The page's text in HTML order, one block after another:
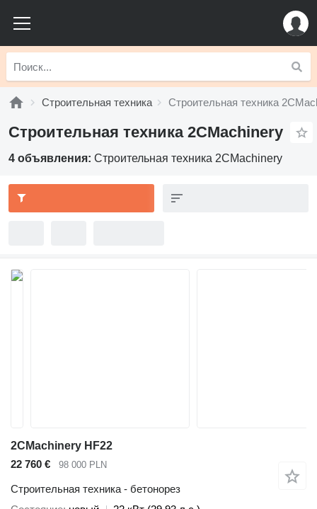
Строительная техника Строительная техника
Строительная техника 2CMachinery
4 объявления: Строительная техника 2CMachinery
2CMachinery HF22
22 760 €
98 000 PLN
Строительная техника - бетонорез